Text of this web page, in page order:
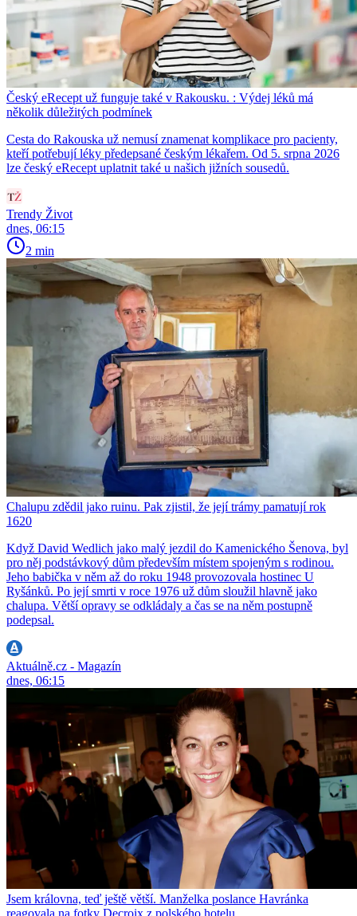
Český eRecept už funguje také v Rakousku. : Výdej léků má
několik důležitých podmínek
Cesta do Rakouska už nemusí znamenat komplikace pro pacienty,
kteří potřebují léky předepsané českým lékařem. Od 5. srpna 2026
lze český eRecept uplatnit také u našich jižních sousedů.
Trendy Život
dnes, 06:15
2 min
Chalupu zdědil jako ruinu. Pak zjistil, že její trámy pamatují rok
1620
Když David Wedlich jako malý jezdil do Kamenického Šenova, byl
pro něj podstávkový dům především místem spojeným s rodinou.
Jeho babička v něm až do roku 1948 provozovala hostinec U
Ryšánků. Po její smrti v roce 1976 už dům sloužil hlavně jako
chalupa. Větší opravy se odkládaly a čas se na něm postupně
podepsal.
Aktuálně.cz - Magazín
dnes, 06:15
Jsem královna, teď ještě větší. Manželka poslance Havránka